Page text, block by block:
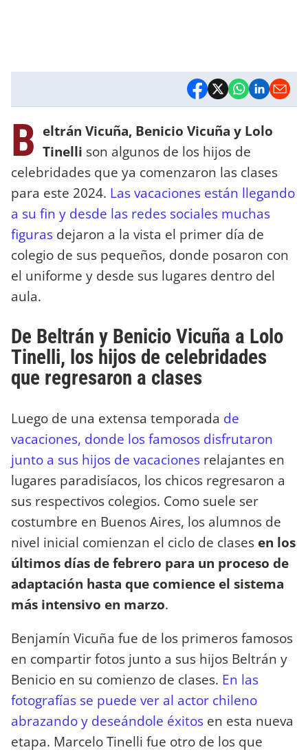
B eltrán Vicuña, Benicio Vicuña y Lolo
Tinelli son algunos de los hijos de
celebridades que ya comenzaron las clases
para este 2024. Las vacaciones están llegando
a su fin y desde las redes sociales muchas
figuras dejaron a la vista el primer día de
colegio de sus pequeños, donde posaron con
el uniforme y desde sus lugares dentro del
aula.
De Beltrán y Benicio Vicuña a Lolo
Tinelli, los hijos de celebridades
que regresaron a clases
Luego de una extensa temporada de
vacaciones, donde los famosos disfrutaron
junto a sus hijos de vacaciones relajantes en
lugares paradisíacos, los chicos regresaron a
sus respectivos colegios. Como suele ser
costumbre en Buenos Aires, los alumnos de
nivel inicial comienzan el ciclo de clases en los
últimos días de febrero para un proceso de
adaptación hasta que comience el sistema
más intensivo en marzo.
Benjamín Vicuña fue de los primeros famosos
en compartir fotos junto a sus hijos Beltrán y
Benicio en su comienzo de clases. En las
fotografías se puede ver al actor chileno
abrazando y deseándole éxitos en esta nueva
etapa. Marcelo Tinelli fue otro de los que